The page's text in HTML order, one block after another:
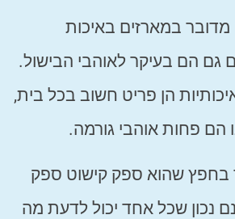
מדובר במארזים באיכות
גם הם בעיקר לאוהבי הבישול.
הן פריט חשוב בכל בית,
הם פחות אוהבי גורמה.
בחפץ שהוא ספק קישוט ספק
נכון שכל אחד יכול לדעת מה